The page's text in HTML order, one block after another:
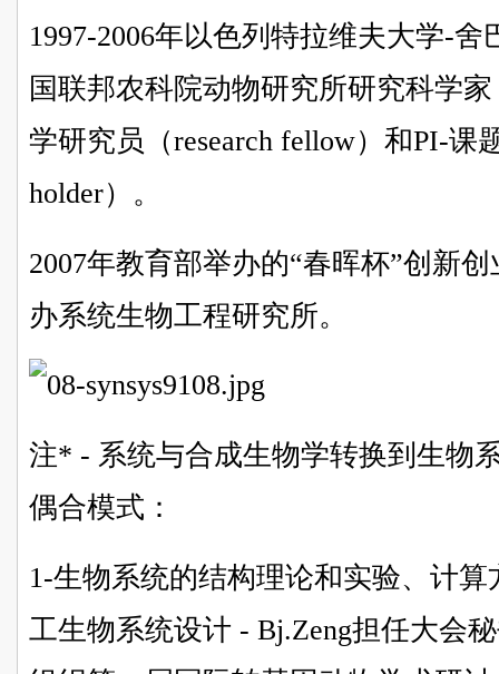
1997-2006年以色列特拉维夫大学-
国联邦农科院动物研究所研究科学
学研究员（research fellow）和PI-课
holder）。
2007年教育部举办的“春晖杯”创新
办系统生物工程研究所。
注* - 系统与合成生物学转换到生物
偶合模式：
1-生物系统的结构理论和实验、计
工生物系统设计 - Bj.Zeng担任大会